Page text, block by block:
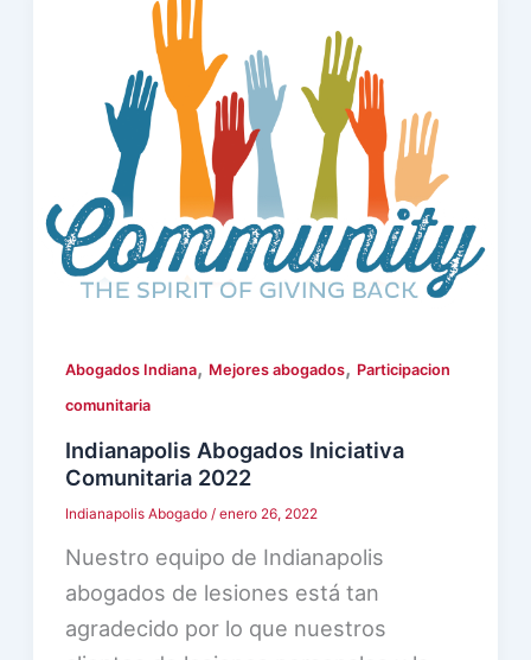
Abogados Indiana, Mejores abogados, Participacion
comunitaria
Indianapolis Abogados Iniciativa
Comunitaria 2022
Indianapolis Abogado/enero 26, 2022
Nuestro equipo de Indianapolis
abogados de lesiones está tan
agradecido por lo que nuestros